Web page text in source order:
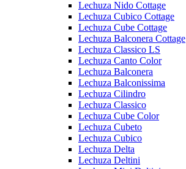
Lechuza Nido Cottage
Lechuza Cubico Cottage
Lechuza Cube Cottage
Lechuza Balconera Cottage
Lechuza Classico LS
Lechuza Canto Color
Lechuza Balconera
Lechuza Balconissima
Lechuza Cilindro
Lechuza Classico
Lechuza Cube Color
Lechuza Cubeto
Lechuza Cubico
Lechuza Delta
Lechuza Deltini